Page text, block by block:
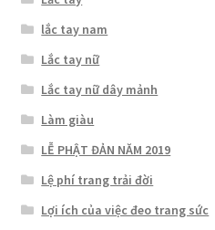
lắc tay nam
Lắc tay nữ
Lắc tay nữ dây mảnh
Làm giàu
LỄ PHẬT ĐẢN NĂM 2019
Lệ phí trang trải đời
Lợi ích của việc đeo trang sức